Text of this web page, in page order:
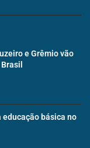
e Grêmio vão
educação básica no